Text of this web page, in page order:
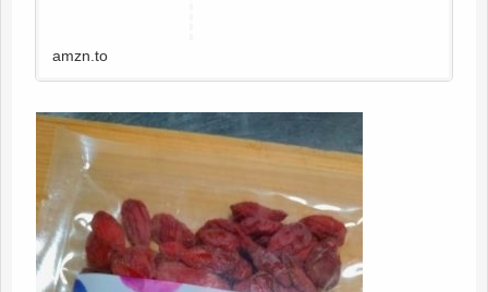
amzn.to